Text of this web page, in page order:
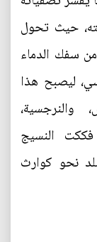
حيث تحول
سفك الدماء
ليصبح هذا
والنرجسية،
فككت النسيج
نحو كوارث